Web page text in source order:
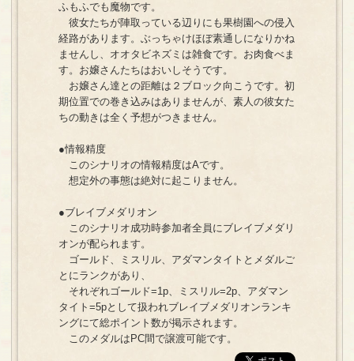
ふもふでも魔物です。
彼女たちが陣取っている辺りにも果樹園への侵入
経路があります。ぶっちゃけほぼ素通しになりかね
ませんし、オオタビネズミは雑食です。お肉食べま
す。お嬢さんたちはおいしそうです。
お嬢さん達との距離は２ブロック向こうです。初
期位置での巻き込みはありませんが、素人の彼女た
ちの動きは全く予想がつきません。
●情報精度
このシナリオの情報精度はAです。
想定外の事態は絶対に起こりません。
●ブレイブメダリオン
このシナリオ成功時参加者全員にブレイブメダリ
オンが配られます。
ゴールド、ミスリル、アダマンタイトとメダルご
とにランクがあり、
それぞれゴールド=1p、ミスリル=2p、アダマン
タイト=5pとして扱われブレイブメダリオンランキ
ングにて総ポイント数が掲示されます。
このメダルはPC間で譲渡可能です。